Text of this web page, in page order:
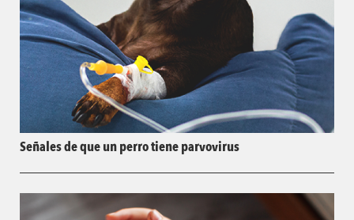
Señales de que un perro tiene parvovirus